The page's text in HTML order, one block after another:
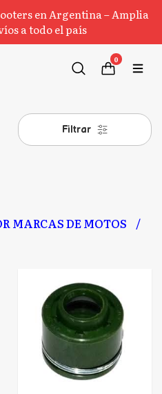
en Argentina – Amplia
a todo el país
0
Filtrar
MARCAS DE MOTOS